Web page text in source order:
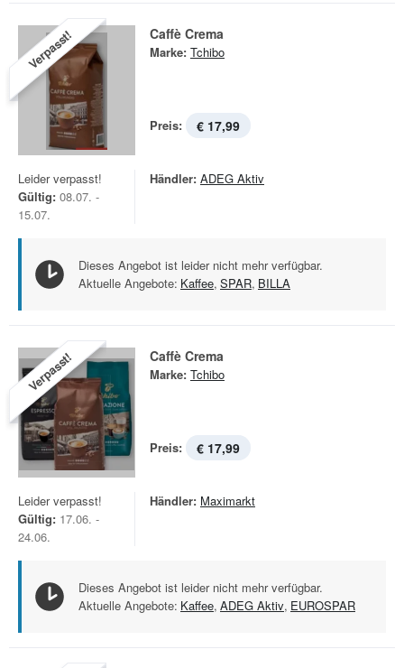
Verpasst! Caffè Crema
Marke: Tchibo
Preis: € 17,99
Leider verpasst!
Gültig: 08.07. -
15.07.
Händler: ADEG Aktiv
Dieses Angebot ist leider nicht mehr verfügbar.
Aktuelle Angebote: Kaffee, SPAR, BILLA
Verpasst! Caffè Crema
Marke: Tchibo
Preis: € 17,99
Leider verpasst!
Gültig: 17.06. -
24.06.
Händler: Maximarkt
Dieses Angebot ist leider nicht mehr verfügbar.
Aktuelle Angebote: Kaffee, ADEG Aktiv, EUROSPAR